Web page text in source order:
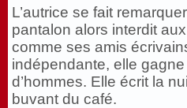
L’autrice se fait
pantalon alors interdit
comme ses amis
indépendante, elle
d’hommes. Elle écrit la
buvant du café.